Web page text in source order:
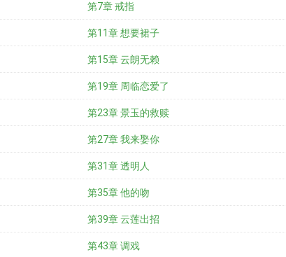
第7章 戒指
第11章 想要裙子
第15章 云朗无赖
第19章 周临恋爱了
第23章 景玉的救赎
第27章 我来娶你
第31章 透明人
第35章 他的吻
第39章 云莲出招
第43章 调戏